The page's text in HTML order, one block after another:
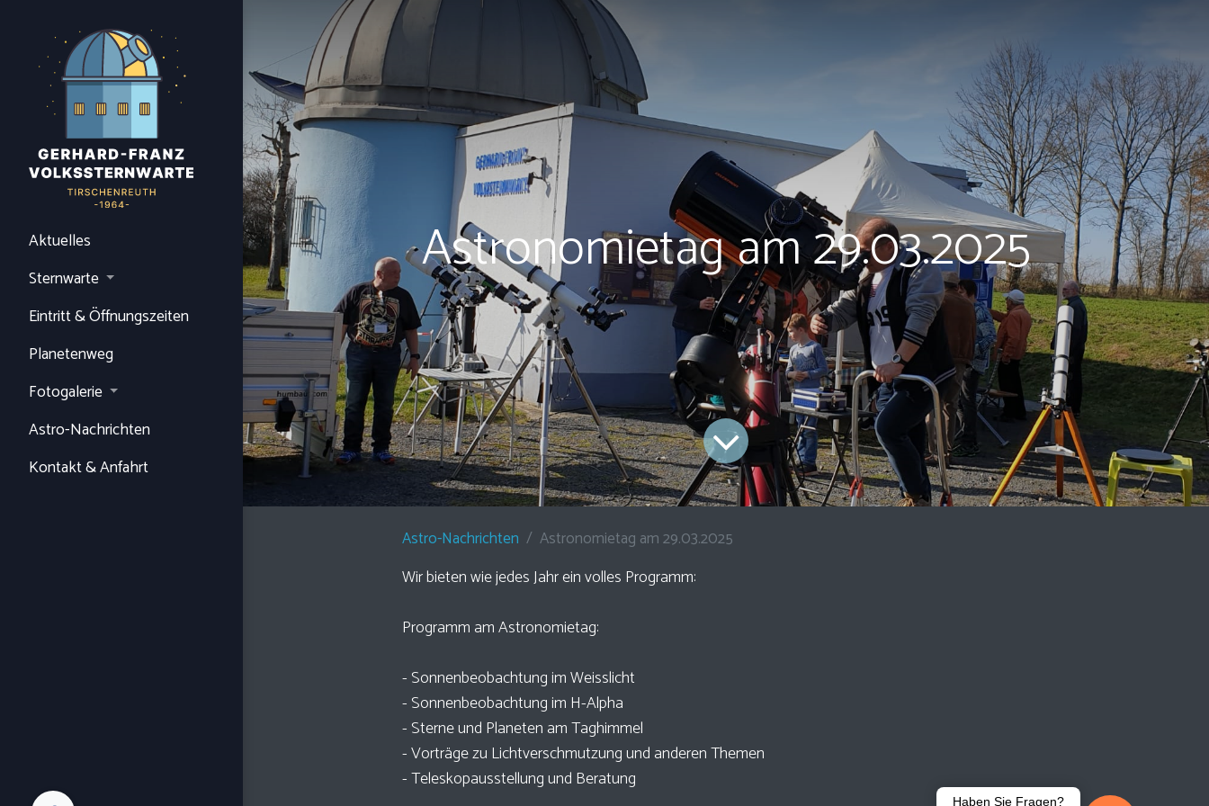
Aktuelles
Sternwarte
Eintritt & Öffnungszeiten
Planetenweg
Fotogalerie
Astro-Nachrichten
Kontakt & Anfahrt
Astronomietag am 29.03.2025
Astro-Nachrichten Astronomietag am 29.03.2025
Wir bieten wie jedes Jahr ein volles Programm:
Programm am Astronomietag:
- Sonnenbeobachtung im Weisslicht
- Sonnenbeobachtung im H-Alpha
- Sterne und Planeten am Taghimmel
- Vorträge zu Lichtverschmutzung und anderen Themen
- Teleskopausstellung und Beratung
Haben Sie Fragen?